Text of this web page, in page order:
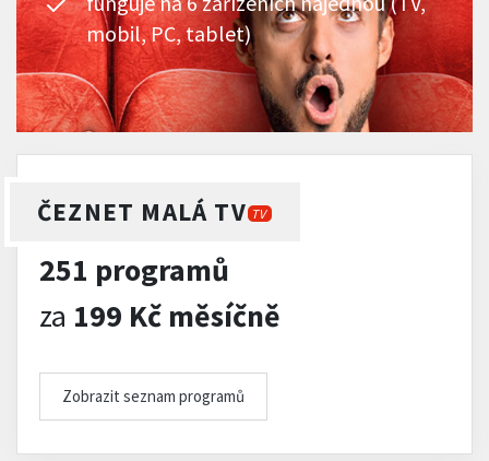
mobil, PC, tablet)
ČEZNET MALÁ TV TV
251 programů
za 199 Kč měsíčně
Zobrazit seznam programů